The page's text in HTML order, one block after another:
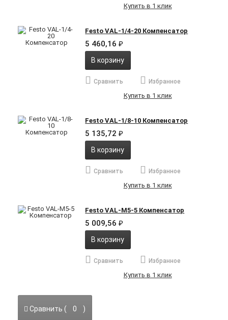
Купить в 1 клик
Festo VAL-1/4-20 Компенсатор
5 460,16₽
В корзину
Сравнить Избранное
Купить в 1 клик
Festo VAL-1/8-10 Компенсатор
5 135,72₽
В корзину
Сравнить Избранное
Купить в 1 клик
Festo VAL-M5-5 Компенсатор
5 009,56₽
В корзину
Сравнить Избранное
Купить в 1 клик
Сравнить ( 0 )